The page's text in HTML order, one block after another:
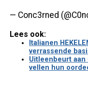
— Conc3rned
Lees ook:
Italianen
verrassende
Uitleenbeurt aan
vellen hun